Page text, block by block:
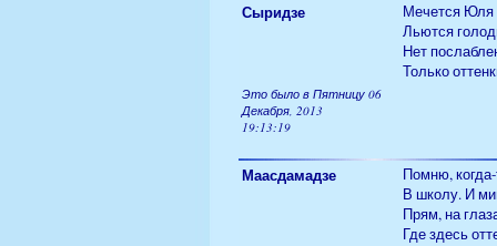
Сыридзе
Мечется Юля
Льются
Нет
Только
Это было в Пятницу 06
Декабря, 2013
19:13:19
Маасдамадзе
Помню,
В школу. И
Прям, на
Где здесь